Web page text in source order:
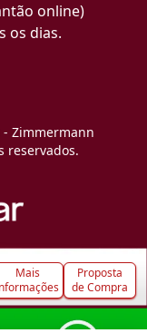
Mais
Proposta
de Compra
online)
os dias.
- Zimmermann
reservados.